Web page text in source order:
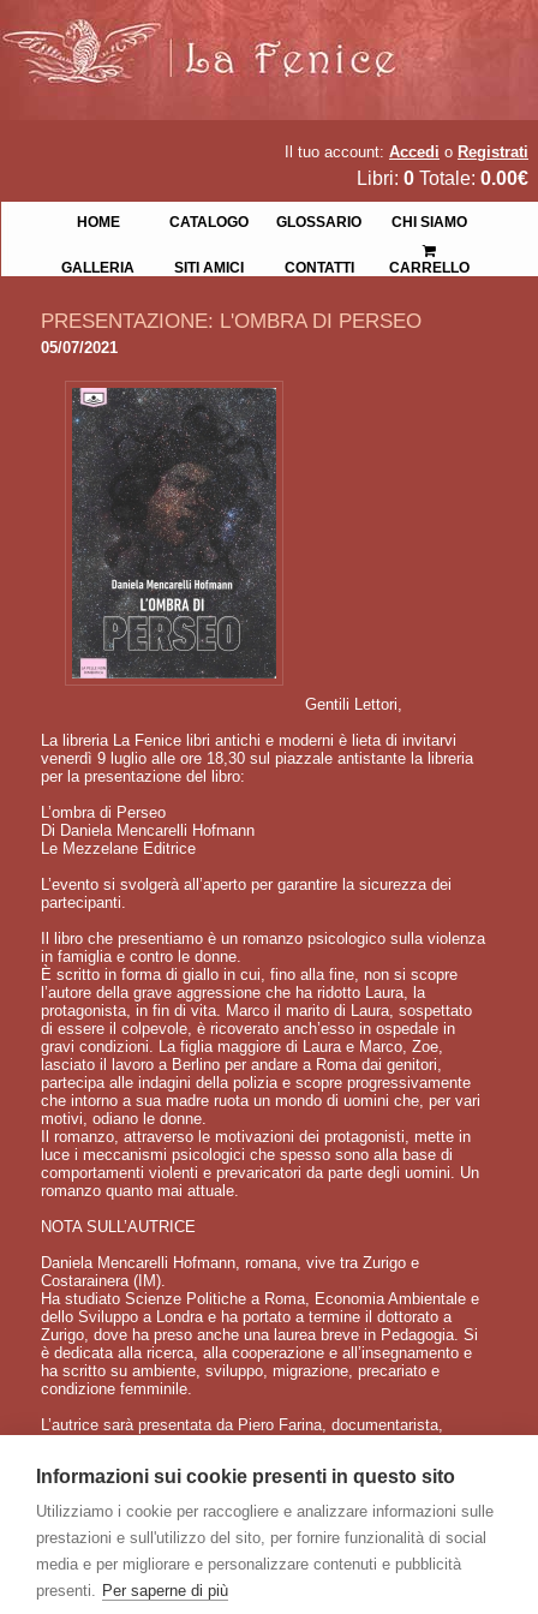
Il tuo account: Accedi o Registrati
Libri: 0 Totale: 0.00€
HOME CATALOGO GLOSSARIO CHI SIAMO
GALLERIA SITI AMICI CONTATTI CARRELLO
PRESENTAZIONE: L'OMBRA DI PERSEO
05/07/2021
Gentili Lettori,
La libreria La Fenice libri antichi e moderni è lieta di invitarvi
venerdì 9 luglio alle ore 18,30 sul piazzale antistante la libreria
per la presentazione del libro:
L’ombra di Perseo
Di Daniela Mencarelli Hofmann
Le Mezzelane Editrice
L’evento si svolgerà all’aperto per garantire la sicurezza dei
partecipanti.
Il libro che presentiamo è un romanzo psicologico sulla violenza
in famiglia e contro le donne.
È scritto in forma di giallo in cui, fino alla fine, non si scopre
l’autore della grave aggressione che ha ridotto Laura, la
protagonista, in fin di vita. Marco il marito di Laura, sospettato
di essere il colpevole, è ricoverato anch’esso in ospedale in
gravi condizioni. La figlia maggiore di Laura e Marco, Zoe,
lasciato il lavoro a Berlino per andare a Roma dai genitori,
partecipa alle indagini della polizia e scopre progressivamente
che intorno a sua madre ruota un mondo di uomini che, per vari
motivi, odiano le donne.
Il romanzo, attraverso le motivazioni dei protagonisti, mette in
luce i meccanismi psicologici che spesso sono alla base di
comportamenti violenti e prevaricatori da parte degli uomini. Un
romanzo quanto mai attuale.
NOTA SULL’AUTRICE
Daniela Mencarelli Hofmann, romana, vive tra Zurigo e
Costarainera (IM).
Ha studiato Scienze Politiche a Roma, Economia Ambientale e
dello Sviluppo a Londra e ha portato a termine il dottorato a
Zurigo, dove ha preso anche una laurea breve in Pedagogia. Si
è dedicata alla ricerca, alla cooperazione e all’insegnamento e
ha scritto su ambiente, sviluppo, migrazione, precariato e
condizione femminile.
L’autrice sarà presentata da Piero Farina, documentarista,
"Tecnica del linguaggio cinematografico e televisivo" presso il
DOVE:
La Fenice libri antichi e moderni
Piazza V. Muccioli 5 - Sanremo
tel. 0184 572002
info@lafenicelibriantichi.com
Informazioni sui cookie presenti in questo sito
Utilizziamo i cookie per raccogliere e analizzare informazioni sulle
prestazioni e sull'utilizzo del sito, per fornire funzionalità di social
media e per migliorare e personalizzare contenuti e pubblicità
presenti. Per saperne di più